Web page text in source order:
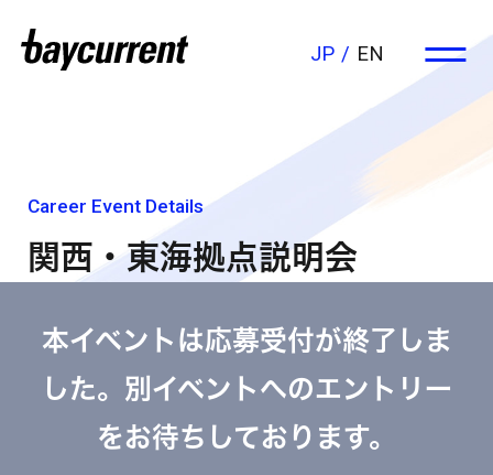
EN
JP
Career Event Details
関西・東海拠点説明会
本イベントは応募受付が終了しま
した。別イベントへのエントリー
をお待ちしております。